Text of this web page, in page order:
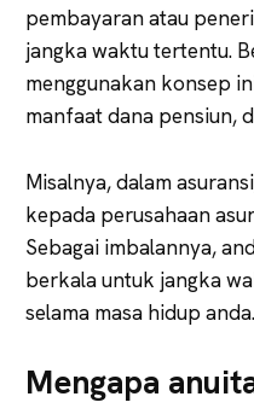
pembayaran atau
jangka waktu tertentu.
menggunakan konsep
manfaat dana pensiun,
Misalnya, dalam
kepada perusahaan
Sebagai imbalannya,
berkala untuk jangka
selama masa hidup anda.
Mengapa